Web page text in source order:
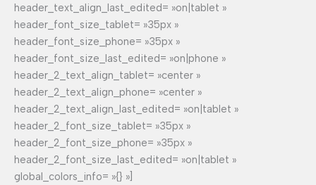
header_text_align_last_edited= »on|tablet »
header_font_size_tablet= »35px »
header_font_size_phone= »35px »
header_font_size_last_edited= »on|phone »
header_2_text_align_tablet= »center »
header_2_text_align_phone= »center »
header_2_text_align_last_edited= »on|tablet »
header_2_font_size_tablet= »35px »
header_2_font_size_phone= »35px »
header_2_font_size_last_edited= »on|tablet »
global_colors_info= »{} »]